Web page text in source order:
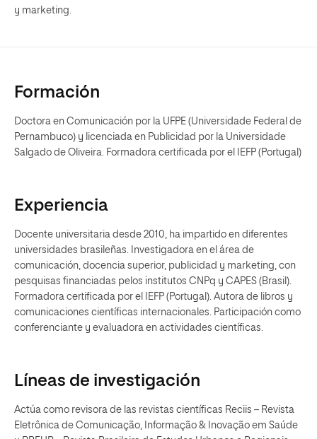
y marketing.
Formación
Doctora en Comunicación por la UFPE (Universidade Federal de
Pernambuco) y licenciada en Publicidad por la Universidade
Salgado de Oliveira. Formadora certificada por el IEFP (Portugal)
Experiencia
Docente universitaria desde 2010, ha impartido en diferentes
universidades brasileñas. Investigadora en el área de
comunicación, docencia superior, publicidad y marketing, con
pesquisas financiadas pelos institutos CNPq y CAPES (Brasil).
Formadora certificada por el IEFP (Portugal). Autora de libros y
comunicaciones científicas internacionales. Participación como
conferenciante y evaluadora en actividades científicas.
Líneas de investigación
Actúa como revisora de las revistas científicas Reciis – Revista
Eletrônica de Comunicação, Informação & Inovação em Saúde